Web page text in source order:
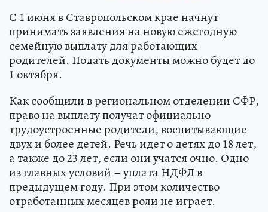
С 1 июня в Ставропольском крае начнут
принимать заявления на новую ежегодную
семейную выплату для работающих
родителей. Подать документы можно будет до
1 октября.
Как сообщили в региональном отделении СФР,
право на выплату получат официально
трудоустроенные родители, воспитывающие
двух и более детей. Речь идет о детях до 18 лет,
а также до 23 лет, если они учатся очно. Одно
из главных условий – уплата НДФЛ в
предыдущем году. При этом количество
отработанных месяцев роли не играет.